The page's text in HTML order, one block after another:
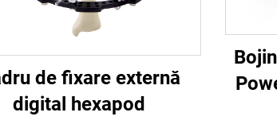
de fixare externă
digital hexapod